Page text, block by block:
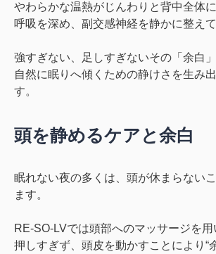
やわらかな温熱がじんわりと背中全体に
呼吸を深め、副交感神経を静かに整えて
強すぎない、足しすぎないその「余白」
自然に眠りへ傾くための静けさ を生み
す。
頭を静めるケアと余白
眠れない夜の多くは、頭が休まらない
ます。
RE-SO-LVでは頭部へのマッサージを用
押しすぎず、頭皮を動かすことにより“